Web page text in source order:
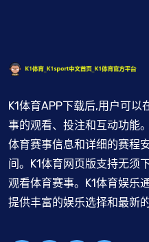
K1体育APP下载后,用户可
事的观看、投注和互动功能
体育赛事信息和详细的赛程
间。K1体育网页版支持无须
观看体育赛事。K1体育娱乐
提供丰富的娱乐选择和最新